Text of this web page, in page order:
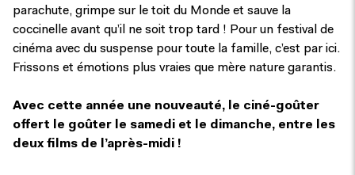
parachute, grimpe sur le toit du Monde et sauve la
coccinelle avant qu’il ne soit trop tard ! Pour un festival de
cinéma avec du suspense pour toute la famille, c’est par ici.
Frissons et émotions plus vraies que mère nature garantis.
Avec cette année une nouveauté, le ciné-goûter
offert le goûter le samedi et le dimanche, entre les
deux films de l’après-midi !